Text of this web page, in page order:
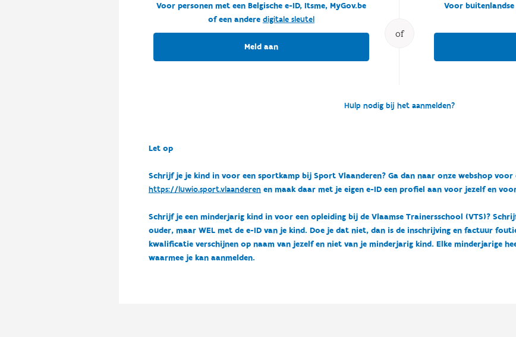
of
Voor personen met een Belgische e-ID, Itsme, MyGov.be
of een andere digitale sleutel
Meld aan
Voor buitenlandse
Hulp nodig bij het aanmelden?
Let op
Schrijf je je kind in voor een sportkamp bij Sport Vlaanderen? Ga dan naar onze webshop
https://luwio.sport.vlaanderenen maak daar met je eigen e-ID een profiel aan voor jezelf en
Schrijf je een minderjarig kind in voor een opleiding bij de Vlaamse Trainersschool (VTS)?
ouder, maar WEL met de e-ID van je kind. Doe je dat niet, dan is de inschrijving en factuur
kwalificatie verschijnen op naam van jezelf en niet van je minderjarig kind. Elke minderjarige
waarmee je kan aanmelden.